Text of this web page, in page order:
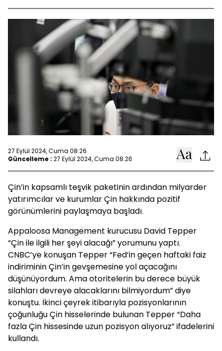
27 Eylül 2024, Cuma 08:26
Güncelleme : 27 Eylül 2024, Cuma 08:26
Çin’in kapsamlı teşvik paketinin ardından milyarder
yatırımcılar ve kurumlar Çin hakkında pozitif
görünümlerini paylaşmaya başladı.
Appaloosa Management kurucusu David Tepper
“Çin ile ilgili her şeyi alacağı” yorumunu yaptı.
CNBC’ye konuşan Tepper “Fed’in geçen haftaki faiz
indiriminin Çin’in gevşemesine yol açacağını
düşünüyordum. Ama otoritelerin bu derece büyük
silahları devreye alacaklarını bilmiyordum” diye
konuştu. İkinci çeyrek itibarıyla pozisyonlarının
çoğunluğu Çin hisselerinde bulunan Tepper “Daha
fazla Çin hissesinde uzun pozisyon alıyoruz” ifadelerini
kullandı.